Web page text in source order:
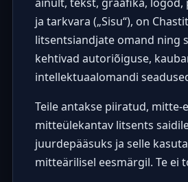
ja tarkvara („Sisu“), on
litsentsiandjate omand ning
kehtivad autoriõiguse,
intellektuaalomandi
Teile antakse piiratud, mitte-
mitteülekantav litsents
juurdepääsuks ja selle
mitteärilisel eesmärgil. Te ei